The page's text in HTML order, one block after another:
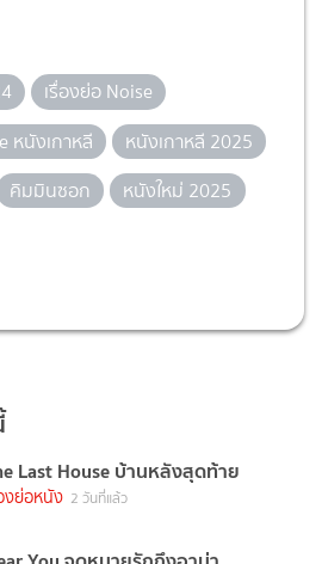
เรื่องย่อ Noise
หนังเกาหลี
หนังเกาหลี 2025
คิมมินซอก
หนังใหม่ 2025
Last House บ้านหลังสุดท้าย
งย่อหนัง 2 วันที่แล้ว